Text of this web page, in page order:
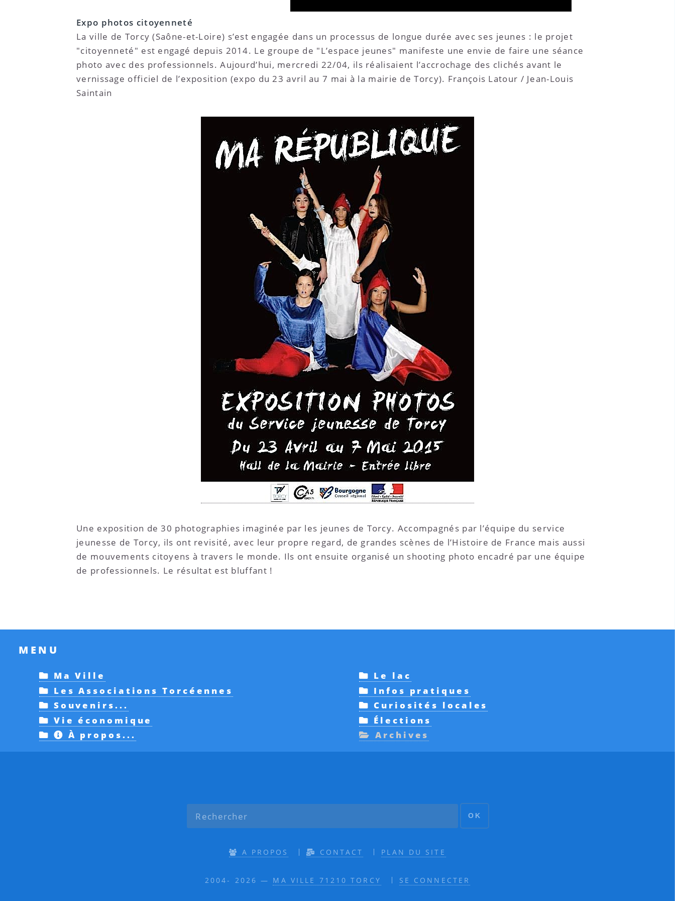
Expo photos citoyenneté
La ville de Torcy (Saône-et-Loire) s’est engagée dans un processus de longue durée avec ses jeunes : le projet
"citoyenneté" est engagé depuis 2014. Le groupe de "L’espace jeunes" manifeste une envie de faire une séance
photo avec des professionnels. Aujourd’hui, mercredi 22/04, ils réalisaient l’accrochage des clichés avant le
vernissage officiel de l’exposition (expo du 23 avril au 7 mai à la mairie de Torcy). François Latour / Jean-Louis
Saintain
Une exposition de 30 photographies imaginée par les jeunes de Torcy. Accompagnés par l’équipe du service
jeunesse de Torcy, ils ont revisité, avec leur propre regard, de grandes scènes de l’Histoire de France mais aussi
de mouvements citoyens à travers le monde. Ils ont ensuite organisé un shooting photo encadré par une équipe
de professionnels. Le résultat est bluffant !
MENU
Ma Ville
Le lac
Les Associations Torcéennes
Infos pratiques
Souvenirs...
Curiosités locales
Vie économique
Élections
À propos...
Archives
OK
A PROPOS CONTACT PLAN DU SITE
2004- 2026 — MA VILLE 71210 TORCY SE CONNECTER